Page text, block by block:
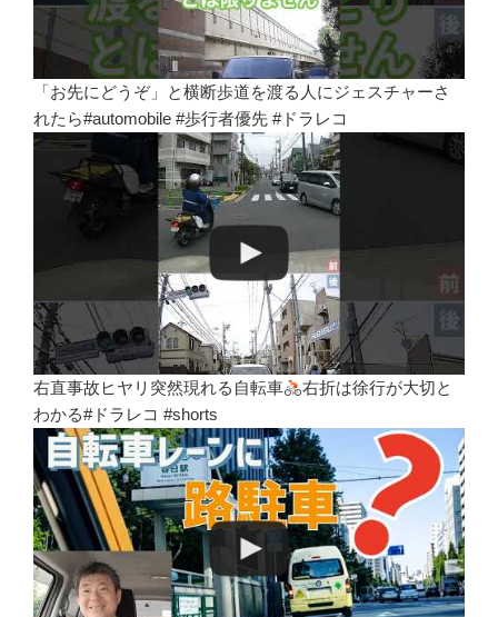
「お先にどうぞ」と横断歩道を渡る人にジェスチャーさ
れたら#automobile #歩行者優先 #ドラレコ
右直事故ヒヤリ突然現れる自転車
右折は徐行が大切と
わかる#ドラレコ #shorts